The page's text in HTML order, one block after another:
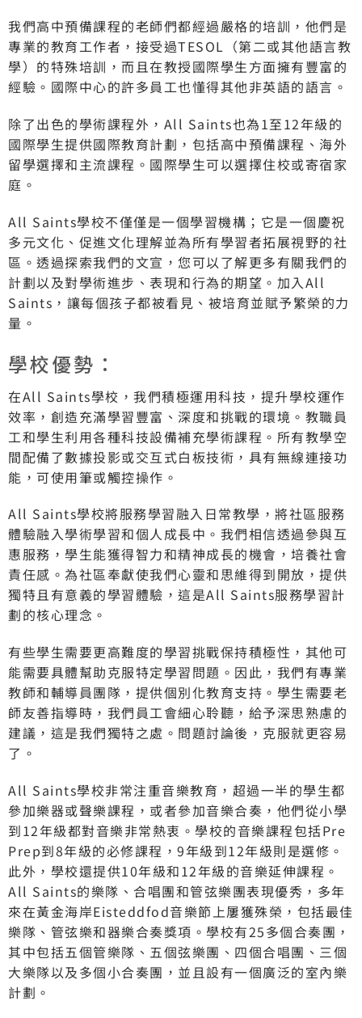
我們高中預備課程的老師們都經過嚴格的培訓，他們是
專業的教育工作者，接受過TESOL（第二或其他語言教
學）的特殊培訓，而且在教授國際學生方面擁有豐富的
經驗。國際中心的許多員工也懂得其他非英語的語言。
除了出色的學術課程外，All Saints也為1至12年級的
國際學生提供國際教育計劃，包括高中預備課程、海外
留學選擇和主流課程。國際學生可以選擇住校或寄宿家
庭。
All Saints學校不僅僅是一個學習機構；它是一個慶祝
多元文化、促進文化理解並為所有學習者拓展視野的社
區。透過探索我們的文宣，您可以了解更多有關我們的
計劃以及對學術進步、表現和行為的期望。加入All
Saints，讓每個孩子都被看見、被培育並賦予繁榮的力
量。
學校優勢：
在All Saints學校，我們積極運用科技，提升學校運作
效率，創造充滿學習豐富、深度和挑戰的環境。教職員
工和學生利用各種科技設備補充學術課程。所有教學空
間配備了數據投影或交互式白板技術，具有無線連接功
能，可使用筆或觸控操作。
All Saints學校將服務學習融入日常教學，將社區服務
體驗融入學術學習和個人成長中。我們相信透過參與互
惠服務，學生能獲得智力和精神成長的機會，培養社會
責任感。為社區奉獻使我們心靈和思維得到開放，提供
獨特且有意義的學習體驗，這是All Saints服務學習計
劃的核心理念。
有些學生需要更高難度的學習挑戰保持積極性，其他可
能需要具體幫助克服特定學習問題。因此，我們有專業
教師和輔導員團隊，提供個別化教育支持。學生需要老
師友善指導時，我們員工會細心聆聽，給予深思熟慮的
建議，這是我們獨特之處。問題討論後，克服就更容易
了。
All Saints學校非常注重音樂教育，超過一半的學生都
參加樂器或聲樂課程，或者參加音樂合奏，他們從小學
到12年級都對音樂非常熱衷。學校的音樂課程包括Pre
Prep到8年級的必修課程，9年級到12年級則是選修。
此外，學校還提供10年級和12年級的音樂延伸課程。
All Saints的樂隊、合唱團和管弦樂團表現優秀，多年
來在黃金海岸Eisteddfod音樂節上屢獲殊榮，包括最佳
樂隊、管弦樂和器樂合奏獎項。學校有25多個合奏團，
其中包括五個管樂隊、五個弦樂團、四個合唱團、三個
大樂隊以及多個小合奏團，並且設有一個廣泛的室內樂
計劃。